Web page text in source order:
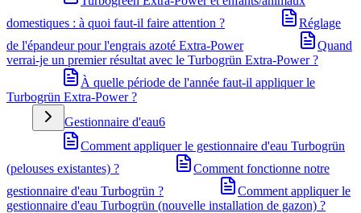
domestiques : à quoi faut-il faire attention ?
Réglage
de l'épandeur pour l'engrais azoté Extra-Power
Quand
verrai-je un premier résultat avec le Turbogrün Extra-Power ?
À quelle période de l'année faut-il appliquer le
Turbogrün Extra-Power ?
Gestionnaire d'eau6
Comment appliquer le gestionnaire d'eau Turbogrün
(pelouses existantes) ?
Comment fonctionne notre
gestionnaire d'eau Turbogrün ?
Comment appliquer le
gestionnaire d'eau Turbogrün (nouvelle installation de gazon) ?